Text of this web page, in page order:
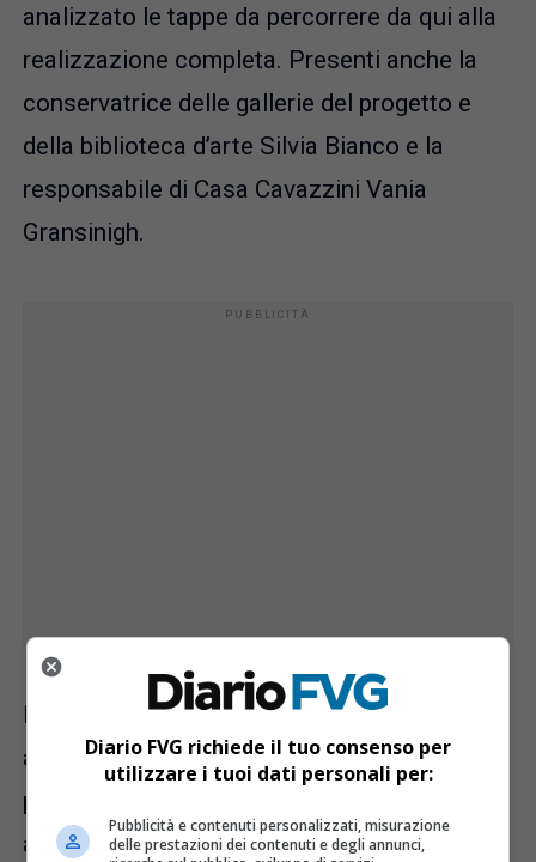
analizzato le tappe da percorrere da qui alla
realizzazione completa. Presenti anche la
conservatrice delle gallerie del progetto e
della biblioteca d’arte Silvia Bianco e la
responsabile di Casa Cavazzini Vania
Gransinigh.
Il nuovo Palamostre avrà l’ingresso
all’edificio accanto a quello per la piscina. Il
palazzo beneficerà di due ascensori per
accedere al piano superiore, uno per il
Diario FVG richiede il tuo consenso per
utilizzare i tuoi dati personali per:
Pubblicità e contenuti personalizzati, misurazione
delle prestazioni dei contenuti e degli annunci,